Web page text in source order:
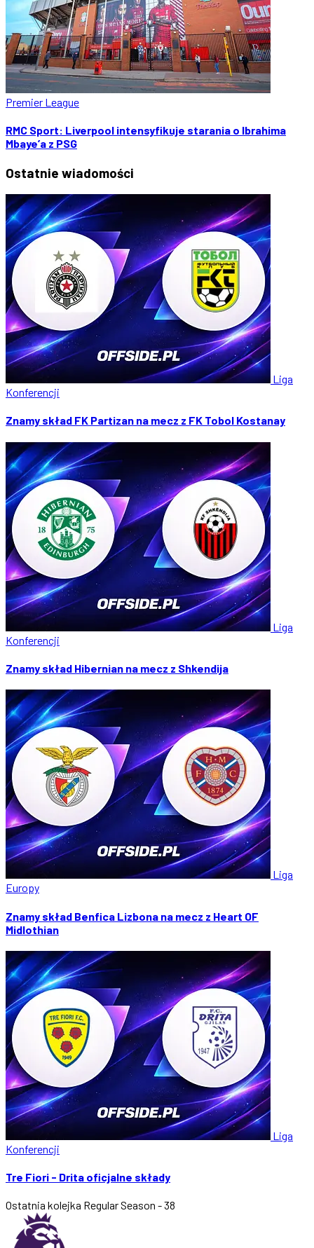
Premier League
RMC Sport: Liverpool intensyfikuje starania o Ibrahima
Mbaye’a z PSG
Ostatnie wiadomości
Liga
Konferencji
Znamy skład FK Partizan na mecz z FK Tobol Kostanay
Liga
Konferencji
Znamy skład Hibernian na mecz z Shkendija
Liga
Europy
Znamy skład Benfica Lizbona na mecz z Heart OF
Midlothian
Liga
Konferencji
Tre Fiori - Drita oficjalne składy
Ostatnia kolejka Regular Season - 38